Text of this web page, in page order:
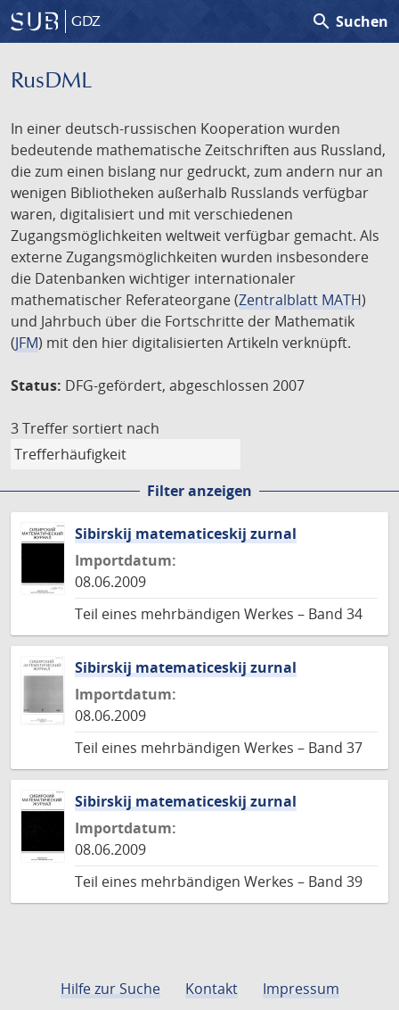
GDZ search Suchen
RusDML
In einer deutsch-russischen Kooperation wurden
bedeutende mathematische Zeitschriften aus Russland,
die zum einen bislang nur gedruckt, zum andern nur an
wenigen Bibliotheken außerhalb Russlands verfügbar
waren, digitalisiert und mit verschiedenen
Zugangsmöglichkeiten weltweit verfügbar gemacht. Als
externe Zugangsmöglichkeiten wurden insbesondere
die Datenbanken wichtiger internationaler
mathematischer Referateorgane (Zentralblatt MATH)
und Jahrbuch über die Fortschritte der Mathematik
(JFM) mit den hier digitalisierten Artikeln verknüpft.
Status: DFG-gefördert, abgeschlossen 2007
3 Treffer sortiert nach
Filter anzeigen
Sibirskij matematiceskij zurnal
Importdatum:
08.06.2009
Teil eines mehrbändigen Werkes – Band 34
Sibirskij matematiceskij zurnal
Importdatum:
08.06.2009
Teil eines mehrbändigen Werkes – Band 37
Sibirskij matematiceskij zurnal
Importdatum:
08.06.2009
Teil eines mehrbändigen Werkes – Band 39
Hilfe zur Suche Kontakt
Impressum